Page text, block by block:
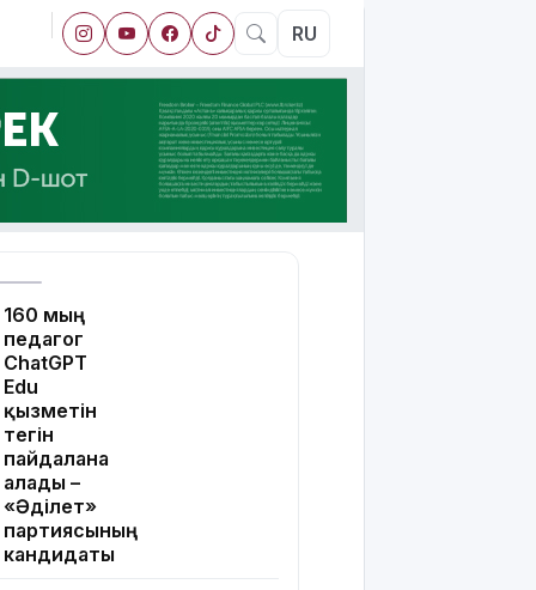
RU
160 мың
педагог
ChatGPT
Edu
қызметін
тегін
пайдалана
алады –
«Әділет»
партиясының
кандидаты